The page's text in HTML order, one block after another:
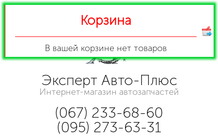
Эксперт Авто-Плюс
Интернет-магазин автозапчастей
(067) 233-68-60
(095) 273-63-31
Корзина
В вашей корзине нет товаров